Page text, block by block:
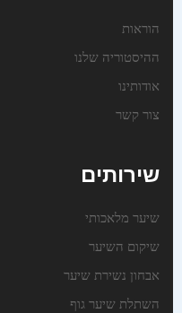
הוראות
ההיסטוריה שלנו
אודותינו
צור קשר
שירותים
שיער מלאכותי
שיקום השיער
אבחון נשירת שיער
השתלת שיער גוף